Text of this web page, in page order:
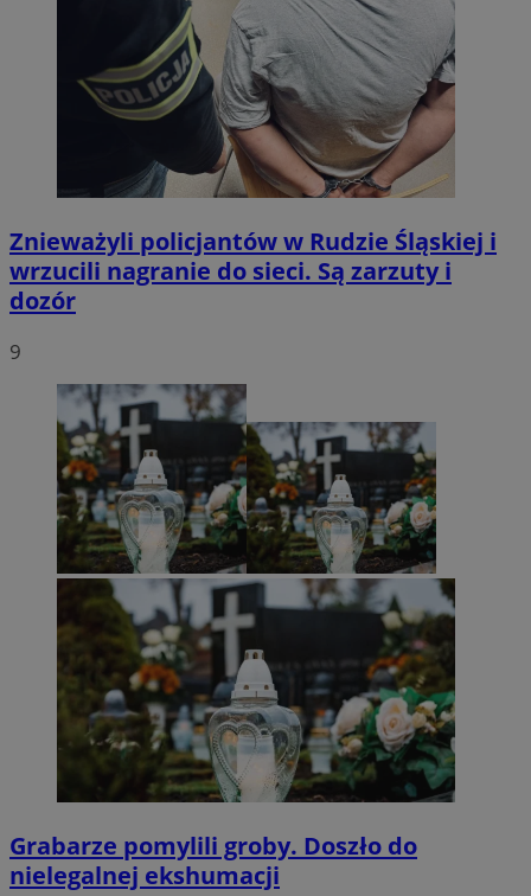
Znieważyli policjantów w Rudzie Śląskiej i
wrzucili nagranie do sieci. Są zarzuty i
dozór
9
Grabarze pomylili groby. Doszło do
nielegalnej ekshumacji